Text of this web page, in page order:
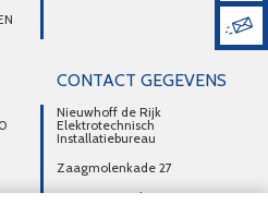
CONTACT GEGEVENS
Nieuwhoff de Rijk
Elektrotechnisch
Installatiebureau
Zaagmolenkade 27
3515 AC Utrecht